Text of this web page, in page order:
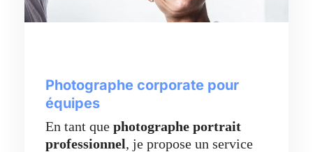
Photographe corporate pour
équipes
En tant que photographe portrait
professionnel, je propose un service